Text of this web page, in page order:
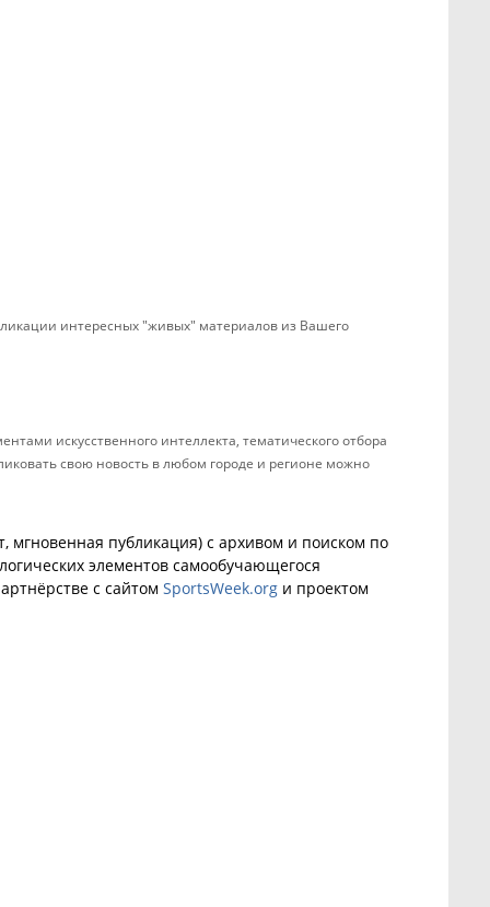
интересных "живых" материалов из Вашего
искусственного интеллекта, тематического отбора
свою новость в любом городе и регионе можно
публикация) с архивом и поиском по
элементов самообучающегося
с сайтом SportsWeek.org и проектом